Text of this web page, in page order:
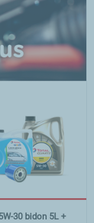
30 bidon 5L +